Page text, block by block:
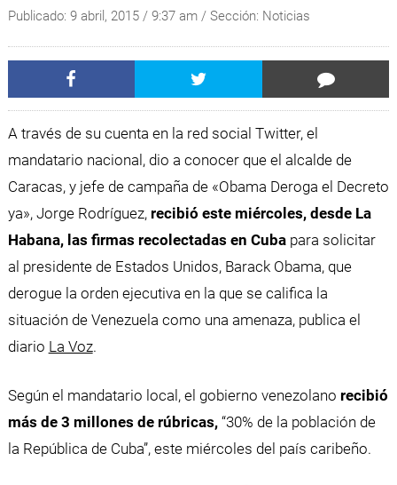
Publicado: 9 abril, 2015/ 9:37 am / Sección: Noticias
A través de su cuenta en la red social Twitter, el
mandatario nacional, dio a conocer que el alcalde de
Caracas, y jefe de campaña de «Obama Deroga el Decreto
ya», Jorge Rodríguez,recibió este miércoles, desde La
Habana, las firmas recolectadas en Cubapara solicitar
al presidente de Estados Unidos, Barack Obama, que
derogue la orden ejecutiva en la que se califica la
situación de Venezuela como una amenaza, publica el
diario La Voz.
Según el mandatario local, el gobierno venezolano recibió
más de 3 millones de rúbricas,“30% de la población de
la República de Cuba”, este miércoles del país caribeño.